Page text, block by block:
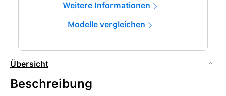
Weitere Informationen
Modelle vergleichen
Übersicht
Beschreibung